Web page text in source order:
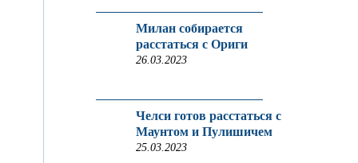
Милан собирается
расстаться с Ориги
26.03.2023
Челси готов расстаться с
Маунтом и Пулишичем
25.03.2023